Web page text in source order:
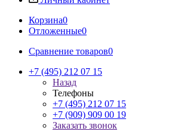
Корзина0
Отложенные0
Сравнение товаров0
+7 (495) 212 07 15
Назад
Телефоны
+7 (495) 212 07 15
+7 (909) 909 00 19
Заказать звонок